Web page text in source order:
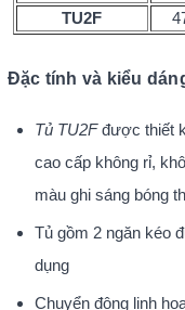
TU2F
Đặc tính và kiểu
Tủ TU2Fđược thiết
cao cấp không rỉ,
màu ghi sáng bóng
Tủ gồm 2 ngăn kéo
dụng
Chuyển động linh